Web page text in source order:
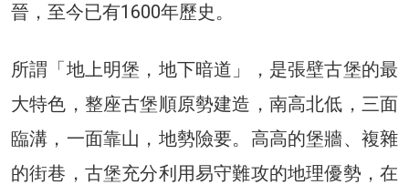
晉，至今已有1600年歷史。
所謂「地上明堡，地下暗道」，是張壁古堡的最
大特色，整座古堡順原勢建造，南高北低，三面
臨溝，一面靠山，地勢險要。高高的堡牆、複雜
的街巷，古堡充分利用易守難攻的地理優勢，在